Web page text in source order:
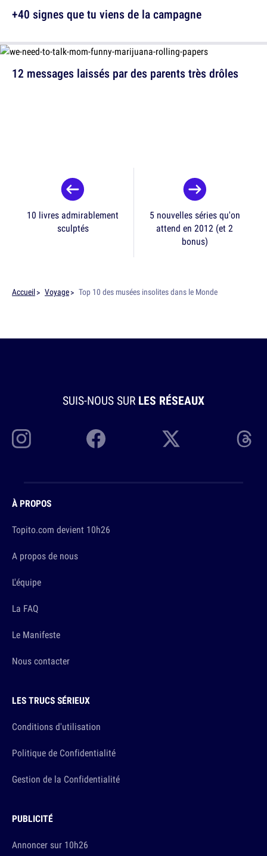
12 messages laissés par des parents très drôles
+40 signes que tu viens de la campagne
10 livres admirablement
sculptés
5 nouvelles séries qu'on
attend en 2012 (et 2
bonus)
Accueil Voyage Top 10 des musées insolites dans le Monde
SUIS-NOUS SUR LES RÉSEAUX
À PROPOS
Topito.com devient 10h26
A propos de nous
L'équipe
La FAQ
Le Manifeste
Nous contacter
LES TRUCS SÉRIEUX
Conditions d'utilisation
Politique de Confidentialité
Gestion de la Confidentialité
PUBLICITÉ
Annoncer sur 10h26